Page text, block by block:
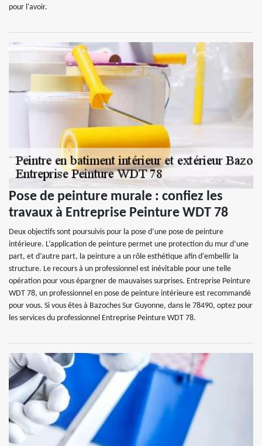
pour l'avoir.
Pose de peinture murale : confiez les
travaux à Entreprise Peinture WDT 78
Deux objectifs sont poursuivis pour la pose d’une pose de peinture
intérieure. L’application de peinture permet une protection du mur d’une
part, et d’autre part, la peinture a un rôle esthétique afin d'embellir la
structure. Le recours à un professionnel est inévitable pour une telle
opération pour vous épargner de mauvaises surprises. Entreprise Peinture
WDT 78, un professionnel en pose de peinture intérieure est recommandé
pour vous. Si vous êtes à Bazoches Sur Guyonne, dans le 78490, optez pour
les services du professionnel Entreprise Peinture WDT 78.